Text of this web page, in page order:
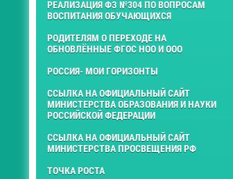
РЕАЛИЗАЦИЯ ФЗ №304 ПО ВОПРОСАМ
ВОСПИТАНИЯ ОБУЧАЮЩИХСЯ
РОДИТЕЛЯМ О ПЕРЕХОДЕ НА
ОБНОВЛЁННЫЕ ФГОС НОО И ООО
РОССИЯ- МОИ ГОРИЗОНТЫ
ССЫЛКА НА ОФИЦИАЛЬНЫЙ САЙТ
МИНИСТЕРСТВА ОБРАЗОВАНИЯ И НАУКИ
РОССИЙСКОЙ ФЕДЕРАЦИИ
ССЫЛКА НА ОФИЦИАЛЬНЫЙ САЙТ
МИНИСТЕРСТВА ПРОСВЕЩЕНИЯ РФ
ТОЧКА РОСТА